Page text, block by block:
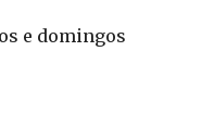
e domingos